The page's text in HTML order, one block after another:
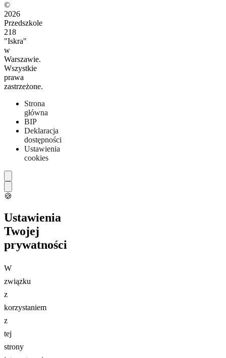
©
2026
Przedszkole
218
"Iskra"
w
Warszawie.
Wszystkie
prawa
zastrzeżone.
Strona
główna
BIP
Deklaracja
dostępności
Ustawienia
cookies
🍪
Ustawienia
Twojej
prywatności
W
związku
z
korzystaniem
z
tej
strony